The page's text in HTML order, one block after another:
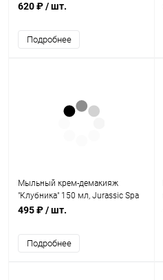
620 ₽/ шт.
Подробнее
Мыльный крем-демакияж
"Клубника" 150 мл, Jurassic Spa
495 ₽/ шт.
Подробнее